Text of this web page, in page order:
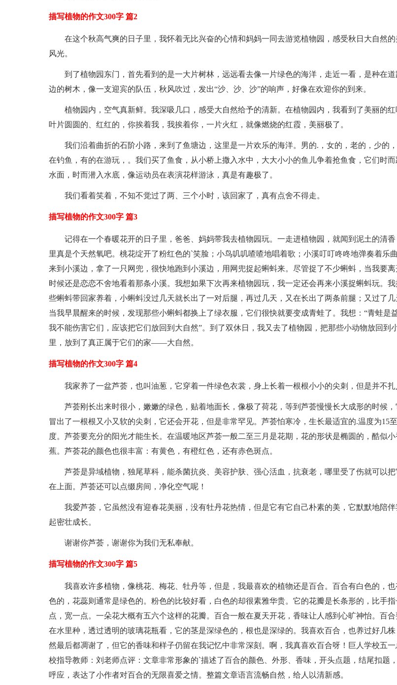
描写植物的作文300字 篇2
在这个秋高气爽的日子里，我怀着无比兴奋的心情和妈妈一同去游览植物园，感受秋日大自然的
风光。
到了植物园东门，首先看到的是一大片树林，远远看去像一片绿色的海洋，走近一看，是种在道
边的树木，像一支迎宾的队伍，秋风吹过，发出“沙、沙、沙”的响声，好像在欢迎你的到来。
植物园内，空气真新鲜。我深吸几口，感受大自然给予的清新。在植物园内，我看到了美丽的红
叶片圆圆的、红红的，你挨着我，我挨着你，一片火红，就像燃烧的红霞，美丽极了。
我们沿着曲折的石阶小路，来到了鱼塘边，这里是一片欢乐的海洋。男的.，女的，老的，少的
在钓鱼，有的在游玩，。我们买了鱼食，从小桥上撒入水中，大大小小的鱼儿争着抢鱼食，它们时而
水面，时而潜入水底，像运动员在表演花样游泳，真是有趣极了。
我们看着笑着，不知不觉过了两、三个小时，该回家了，真有点舍不得走。
描写植物的作文300字 篇3
记得在一个春暖花开的日子里，爸爸、妈妈带我去植物园玩。一走进植物园，就闻到泥土的清香
里真是个天然氧吧。桃花绽开了粉红色的`笑脸；小鸟叽叽喳喳地唱着歌；小溪叮叮咚咚地弹奏着乐
来到小溪边，拿了一只网兜，很快地跑到小溪边，用网兜捉起蝌蚪来。尽管捉了不少蝌蚪，当我要离
时候还是恋恋不舍地看着那条小溪。我想如果下次再来植物园玩，我一定还会再来小溪捉蝌蚪玩。我
些蝌蚪带回家养着，小蝌蚪没过几天就长出了一对后腿，再过几天，又在长出了两条前腿；又过了几
当我早晨醒来的时候，发现那些小蝌蚪都换上了绿衣服，它们很快就要变成青蛙了。我想：“青蛙是
我不能伤害它们，应该把它们放回到大自然”。到了双休日，我又去了植物园，把那些小动物放回到
里，放到了真正属于它们的家——大自然。
描写植物的作文300字 篇4
我家养了一盆芦荟，也叫油葱，它穿着一件绿色衣裳，身上长着一根根小小的尖刺，但是并不扎
芦荟刚长出来时很小，嫩嫩的绿色，贴着地面长，像极了荷花，等到芦荟慢慢长大成形的时候，
冒出了一根根又小又软的尖刺，它还会开花，但是非常罕见。芦荟怕寒冷，生长最适宜的.温度为15
度。芦荟要充分的阳光才能生长。在温暖地区芦荟一般二至三月是花期，花的形状是椭圆的，酷似小
蕉。芦荟花的颜色也很丰富：有黄色，有橙红色，还有赤色斑点。
芦荟是异域植物，独尾草科，能杀菌抗炎、美容护肤、强心活血，抗衰老，哪里受了伤就可以把
在上面。芦荟还可以点缀房间，净化空气呢！
我爱芦荟，它虽然没有迎春花美丽，没有牡丹花热情，但是它有它自己朴素的美，它默默地陪伴
起密壮成长。
谢谢你芦荟，谢谢你为我们无私奉献。
描写植物的作文300字 篇5
我喜欢许多植物，像桃花、梅花、牡丹等，但是，我最喜欢的植物还是百合。百合有白色的，也
色的，花蕊则通常是绿色的。粉色的比较好看，白色的却很素雅华贵。它的花瓣是长条形的，比手指
点，宽一点。一朵花大概有五六个这样的花瓣。百合一般在夏天开花，香味让人感到心旷神怡。百合
在水里种，透过透明的玻璃花瓶看，它的茎是深绿色的，根也是深绿的。我喜欢百合，也养过好几株
然最后都凋谢了，但它的香味和样子仍留在我记忆中非常深刻。啊，我真喜欢百合呀！巨人学校五一
校指导教师：刘老师点评：文章非常形象的`描述了百合的颜色、外形、香味，开头点题，结尾扣题
呼应，表达了小作者对百合的无限喜爱之情。整篇文章语言流畅自然，给人以清新感。